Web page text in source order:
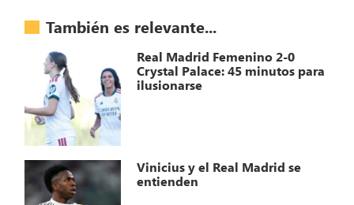
También es relevante...
Real Madrid Femenino 2-0
Crystal Palace: 45 minutos para
ilusionarse
Vinicius y el Real Madrid se
entienden